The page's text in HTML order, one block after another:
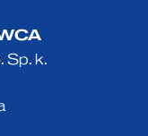
Sp. k.